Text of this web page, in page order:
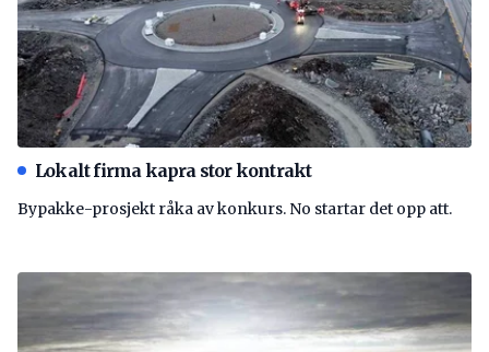
Lokalt firma kapra stor kontrakt
Bypakke-prosjekt råka av konkurs. No startar det opp att.